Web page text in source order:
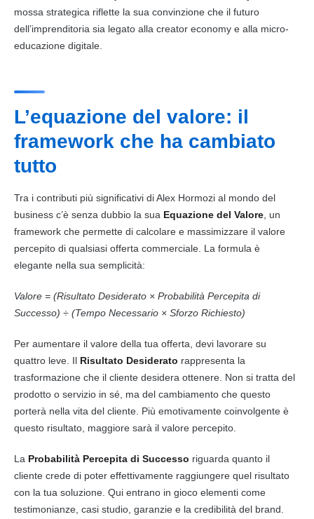
mossa strategica riflette la sua convinzione che il futuro
dell’imprenditoria sia legato alla creator economy e alla micro-
educazione digitale.
L’equazione del valore: il
framework che ha cambiato
tutto
Tra i contributi più significativi di Alex Hormozi al mondo del
business c’è senza dubbio la sua Equazione del Valore , un
framework che permette di calcolare e massimizzare il valore
percepito di qualsiasi offerta commerciale. La formula è
elegante nella sua semplicità:
Valore = (Risultato Desiderato × Probabilità Percepita di
Successo) ÷ (Tempo Necessario × Sforzo Richiesto)
Per aumentare il valore della tua offerta, devi lavorare su
quattro leve. Il Risultato Desiderato rappresenta la
trasformazione che il cliente desidera ottenere. Non si tratta del
prodotto o servizio in sé, ma del cambiamento che questo
porterà nella vita del cliente. Più emotivamente coinvolgente è
questo risultato, maggiore sarà il valore percepito.
La Probabilità Percepita di Successo riguarda quanto il
cliente crede di poter effettivamente raggiungere quel risultato
con la tua soluzione. Qui entrano in gioco elementi come
testimonianze, casi studio, garanzie e la credibilità del brand.